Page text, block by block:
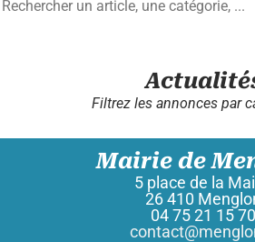
Filtrez les annonces par
Mairie de
5 place de la
26 410
04 75 21 15 70